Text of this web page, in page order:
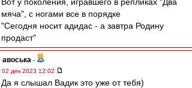
мяча", с ногами все в порядке
"Сегодня носит адидас - а завтра Родину
продаст"
авоська -
02 дек 2023 12:02
Да я слышал Вадик это уже от тебя)